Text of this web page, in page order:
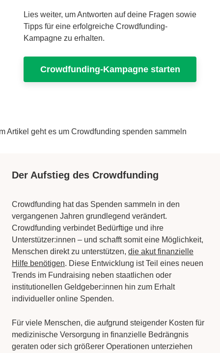
Lies weiter, um Antworten auf deine Fragen sowie
Tipps für eine erfolgreiche Crowdfunding-
Kampagne zu erhalten.
Crowdfunding-Kampagne starten
Der Aufstieg des Crowdfunding
Crowdfunding hat das Spenden sammeln in den
vergangenen Jahren grundlegend verändert.
Crowdfunding verbindet Bedürftige und ihre
Unterstützer:innen – und schafft somit eine Möglichkeit,
Menschen direkt zu unterstützen, die akut finanzielle
Hilfe benötigen. Diese Entwicklung ist Teil eines neuen
Trends im Fundraising neben staatlichen oder
institutionellen Geldgeber:innen hin zum Erhalt
individueller online Spenden.
Für viele Menschen, die aufgrund steigender Kosten für
medizinische Versorgung in finanzielle Bedrängnis
geraten oder sich größerer Operationen unterziehen